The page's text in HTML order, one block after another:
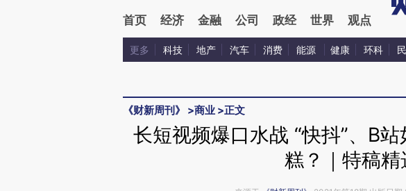
首页 经济 金融 公司 政经 世界 观点
更多 科技 地产 汽车 消费 能源 健康 环科
《财新周刊》 >商业 >正文
长短视频爆口水战 “快抖”、B站
糕？｜特稿精